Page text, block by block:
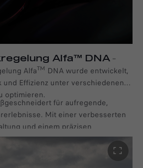
Alfa™ DNA –
AlfaTM DNA wurde entwickelt,
und Effizienz unter verschiedenen
optimieren.
für aufregende,
Mit einer verbesserten
und einem präzisen
der Dynamic-Modus maximale